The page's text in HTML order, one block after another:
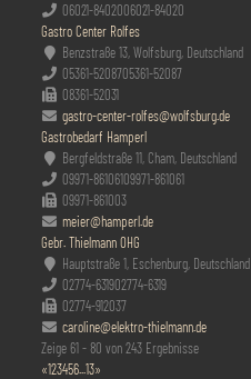
06021-8402006021-84020
Gastro Center Rolfes
Benzstraße 13, Wolfsburg, Deutschland
05361-5208705361-52087
08361-52031
gastro-center-rolfes@wolfsburg.de
Gastrobedarf Hamperl
Bergfeldstraße 11, Cham, Deutschland
09971-86106109971-861061
09971-861003
meier@hamperl.de
Gebr. Thielmann OHG
Hauptstraße 1, Eschenburg, Deutschland
02774-631902774-6319
02774-912037
caroline@elektro-thielmann.de
Zeige 61 - 80 von 243 Ergebnisse
«123456...13»